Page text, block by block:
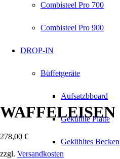
Combisteel Pro 700
Combisteel Pro 900
DROP-IN
Büffetgeräte
Aufsatzbboard
Gekühlte Platte
Gekühltes Becken
WAFFELEISEN
278,00 €
zzgl. Versandkosten